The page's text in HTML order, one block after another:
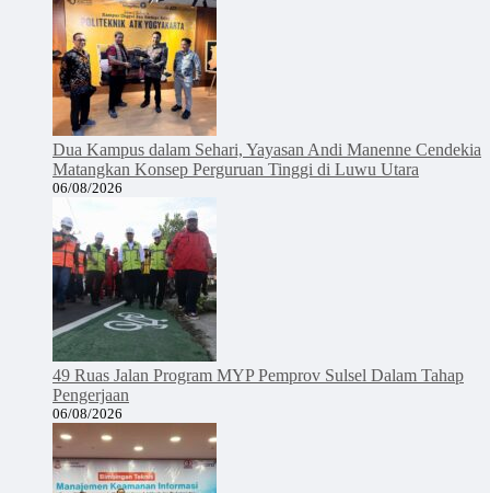
Dua Kampus dalam Sehari, Yayasan Andi Manenne Cendekia
Matangkan Konsep Perguruan Tinggi di Luwu Utara
06/08/2026
49 Ruas Jalan Program MYP Pemprov Sulsel Dalam Tahap
Pengerjaan
06/08/2026